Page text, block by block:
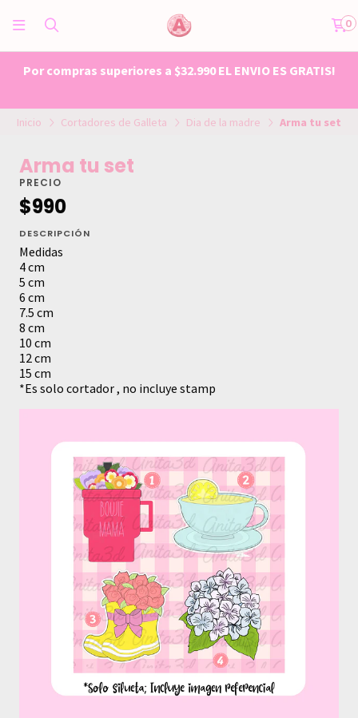
0
Por compras superiores a $32.990 EL ENVIO ES GRATIS!
Inicio Cortadores de Galleta Dia de la madre Arma tu set
Arma tu set
PRECIO
$990
DESCRIPCIÓN
Medidas
4 cm
5 cm
6 cm
7.5 cm
8 cm
10 cm
12 cm
15 cm
*Es solo cortador , no incluye stamp